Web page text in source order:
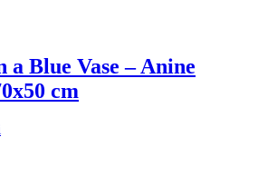
a Blue Vase – Anine
cm